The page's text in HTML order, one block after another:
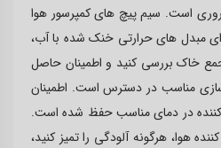
است. سیم پیچ های کمپرسور هوا
مبدل های حرارتی خنک شده با آب،
خاک بررسی کنید و اطمینان حاصل
مناسب در دسترس است. اطمینان
در دمای مناسب حفظ شده است.
هوا، هرگونه آلودگی را تمیز کنید،